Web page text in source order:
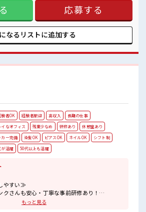
意が必要ですね★
る≫ 場合によってはお願いすることもあります
とんどナシ！ ≪ヘアカラーOKで自由な雰囲気
すぎたり奇抜でなければ基本的に自由！ (規定
向いている仕事が探せる≫ 困った事などがあれ
りサポートします！ ■職場の雰囲気 髪型に
レッシュ！ 職場にはロッカー完備！ 私物の置き
が必要ですね★
応募する
なるリストに追加する
験者OK 経験者歓迎 高収入
長期の仕事
イなオフィス
残業少なめ 研修あり
休憩室あり
カー完備
染髪OK ピアスOK ネイルOK
シフト制
が活躍
50代以上も活躍
やすい≫
クさんも安心・丁寧な事前研修あり！
もっと見る